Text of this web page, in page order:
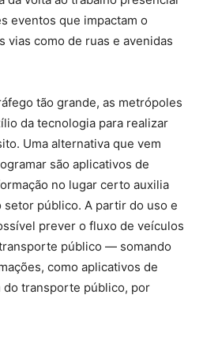
eventos que impactam o
vias como de ruas e avenidas
tão grande, as metrópoles
da tecnologia para realizar
Uma alternativa que vem
são aplicativos de
no lugar certo auxilia
setor público. A partir do uso e
prever o fluxo de veículos
público — somando
como aplicativos de
do transporte público, por